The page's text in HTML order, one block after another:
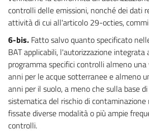
78 quinquies
78 sexies
78 septies
78 octies
78 novies
78 decies
78 undecies
controlli delle emissioni, nonché dei dati
attività di cui all'articolo 29-octies,
6-bis. Fatto salvo quanto specificato
BAT applicabili, l'autorizzazione integrata
programma specifici controlli almeno
anni per le acque sotterranee e almeno
anni per il suolo, a meno che sulla base
sistematica del rischio di
fissate diverse modalità o più ampie
controlli.